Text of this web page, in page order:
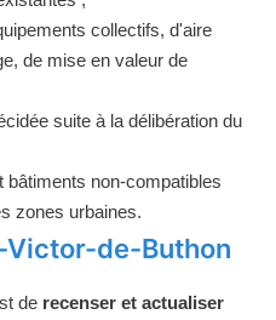
collectifs, d'aire
de mise en valeur de
suite à la délibération du
non-compatibles
zones urbaines.
Victor-de-Buthon
de recenser et actualiser